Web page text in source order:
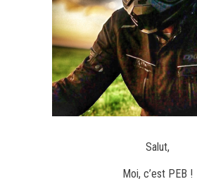
Salut,
Moi, c’est PEB !